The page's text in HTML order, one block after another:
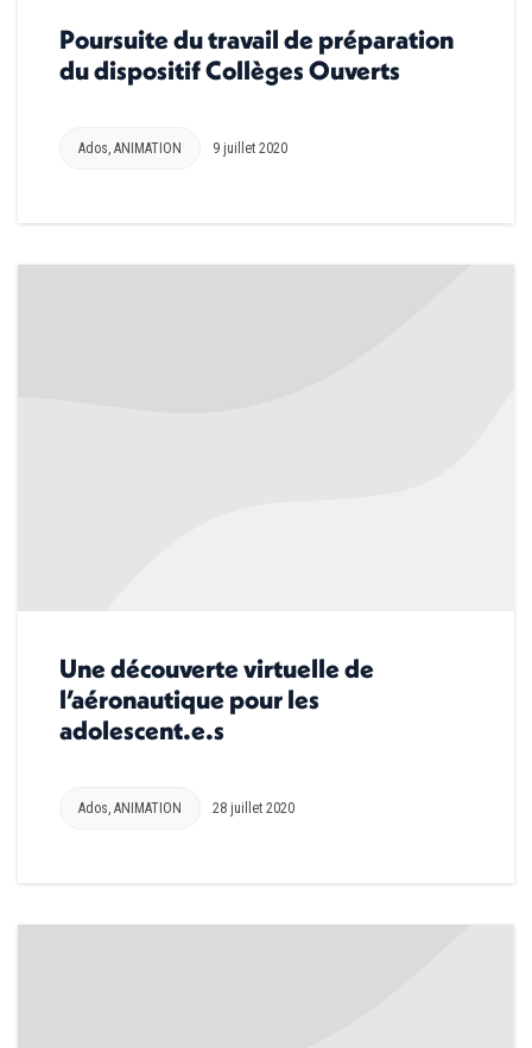
Poursuite du travail de préparation
du dispositif Collèges Ouverts
Ados ANIMATION 9 juillet 2020
Une découverte virtuelle de
l’aéronautique pour les
adolescent.e.s
Ados, ANIMATION 28 juillet 2020